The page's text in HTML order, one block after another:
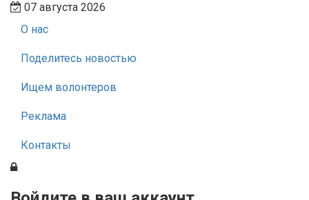
07 августа 2026
О нас
Поделитесь новостью
Ищем волонтеров
Реклама
Контакты